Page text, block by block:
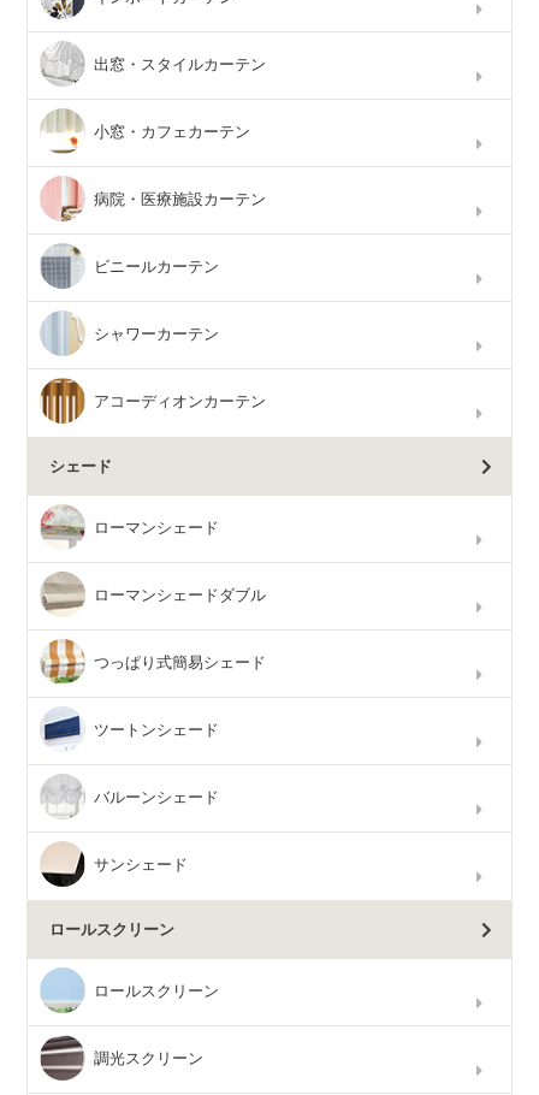
出窓・スタイルカーテン
小窓・カフェカーテン
病院・医療施設カーテン
ビニールカーテン
シャワーカーテン
アコーディオンカーテン
シェード
ローマンシェード
ローマンシェードダブル
つっぱり式簡易シェード
ツートンシェード
バルーンシェード
サンシェード
ロールスクリーン
ロールスクリーン
調光スクリーン